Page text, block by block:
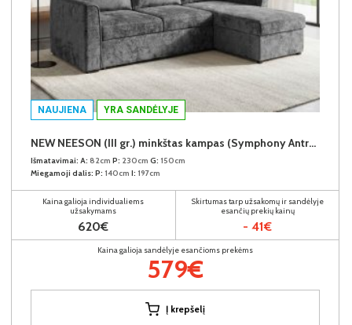
NAUJIENA YRA SANDĖLYJE
NEW NEESON (III gr.) minkštas kampas (Symphony Antracite-20)
Išmatavimai: A: 82cm P: 230cm G: 150cm
Miegamoji dalis: P: 140cm I: 197cm
Kaina galioja individualiems
užsakymams
620€
Skirtumas tarp užsakomų ir sandėlyje
esančių prekių kainų
- 41€
Kaina galioja sandėlyje esančioms prekėms
579€
Į krepšelį